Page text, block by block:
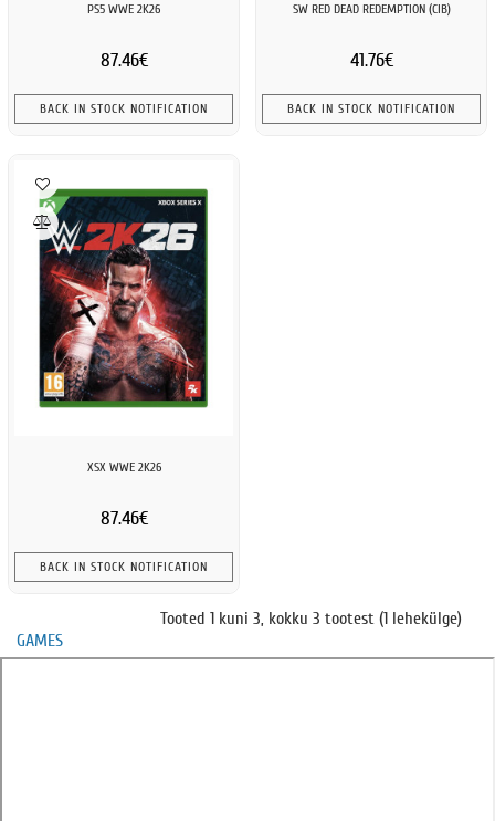
PS5 WWE 2K26
87.46€
BACK IN STOCK NOTIFICATION
SW RED DEAD REDEMPTION (CIB)
41.76€
BACK IN STOCK NOTIFICATION
XSX WWE 2K26
87.46€
BACK IN STOCK NOTIFICATION
Tooted 1 kuni 3, kokku 3 tootest (1 lehekülge)
GAMES